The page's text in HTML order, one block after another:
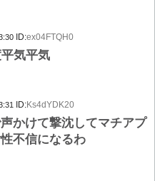
ID:ex04FTQH0
気平気
ID:Ks4dYDK20
かけて撃沈してマチアプ
不信になるわ